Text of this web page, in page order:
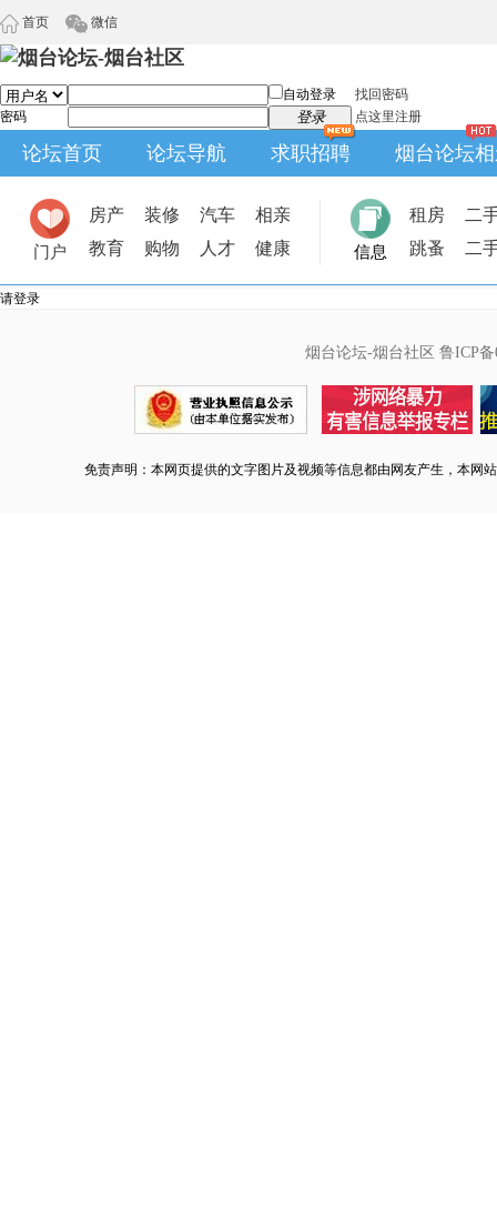
首页 微信
自动登录
找回密码
密码
登录 点这里注册
论坛首页 论坛导航 求职招聘 烟台论坛
门户
房产 装修 汽车
相亲
教育
购物 人才 健康 信息
租房
二
跳蚤
二
请登录
烟台论坛-烟台社区 鲁ICP备
免责声明：本网页提供的文字图片及视频等信息都由网友产生，本网